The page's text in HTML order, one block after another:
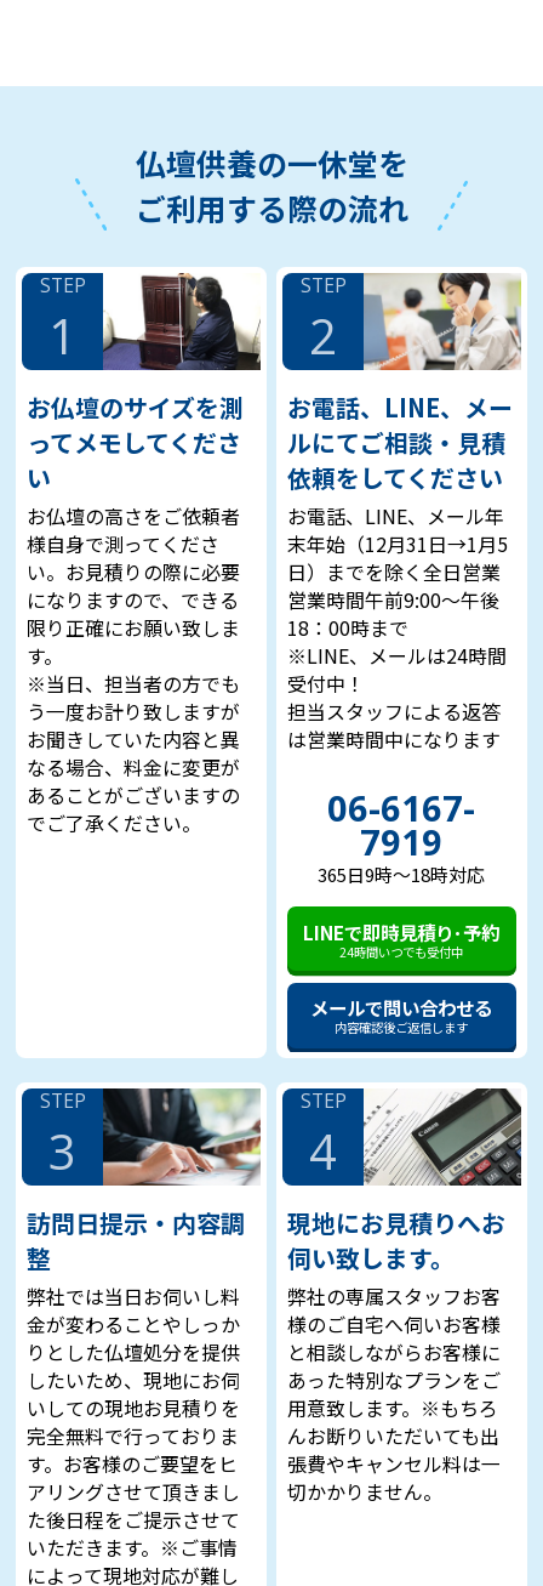
仏壇供養の一休堂を
ご利用する際の流れ
STEP
1
お仏壇のサイズを測
ってメモしてくださ
い
お仏壇の高さをご依頼者
様自身で測ってくださ
い。お見積りの際に必要
になりますので、できる
限り正確にお願い致しま
す。
※当日、担当者の方でも
う一度お計り致しますが
お聞きしていた内容と異
なる場合、料金に変更が
あることがございますの
でご了承ください。
STEP
2
お電話、LINE、メー
ルにてご相談・見積
依頼をしてください
お電話、LINE、メール年
末年始（12月31日→1月5
日）までを除く全日営業
営業時間午前9:00～午後
18：00時まで
※LINE、メールは24時間
受付中！
担当スタッフによる返答
は営業時間中になります
06-6167-
7919
365日9時～18時対応
LINEで即時見積り･予約
24時間いつでも受付中
メールで問い合わせる
内容確認後ご返信します
STEP
3
訪問日提示・内容調
整
弊社では当日お伺いし料
金が変わることやしっか
りとした仏壇処分を提供
したいため、現地にお伺
いしての現地お見積りを
完全無料で行っておりま
す。お客様のご要望をヒ
アリングさせて頂きまし
た後日程をご提示させて
いただきます。※ご事情
によって現地対応が難し
STEP
4
現地にお見積りへお
伺い致します。
弊社の専属スタッフお客
様のご自宅へ伺いお客様
と相談しながらお客様に
あった特別なプランをご
用意致します。※もちろ
んお断りいただいても出
張費やキャンセル料は一
切かかりません。